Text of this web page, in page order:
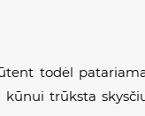
todėl
kūnui trūksta